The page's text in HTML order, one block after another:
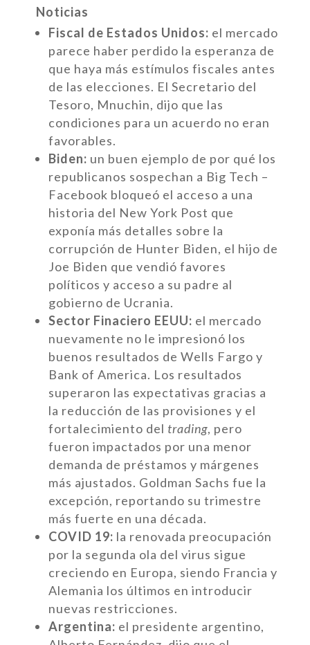
Noticias
Fiscal de Estados Unidos: el mercado
parece haber perdido la esperanza de
que haya más estímulos fiscales antes
de las elecciones. El Secretario del
Tesoro, Mnuchin, dijo que las
condiciones para un acuerdo no eran
favorables.
Biden: un buen ejemplo de por qué los
republicanos sospechan a Big Tech –
Facebook bloqueó el acceso a una
historia del New York Post que
exponía más detalles sobre la
corrupción de Hunter Biden, el hijo de
Joe Biden que vendió favores
políticos y acceso a su padre al
gobierno de Ucrania.
Sector Finaciero EEUU: el mercado
nuevamente no le impresionó los
buenos resultados de Wells Fargo y
Bank of America. Los resultados
superaron las expectativas gracias a
la reducción de las provisiones y el
fortalecimiento del trading, pero
fueron impactados por una menor
demanda de préstamos y márgenes
más ajustados. Goldman Sachs fue la
excepción, reportando su trimestre
más fuerte en una década.
COVID 19: la renovada preocupación
por la segunda ola del virus sigue
creciendo en Europa, siendo Francia y
Alemania los últimos en introducir
nuevas restricciones.
Argentina: el presidente argentino,